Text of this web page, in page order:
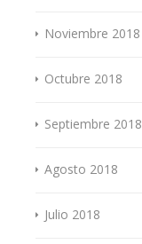
Noviembre 2018
Octubre 2018
Septiembre 2018
Agosto 2018
Julio 2018